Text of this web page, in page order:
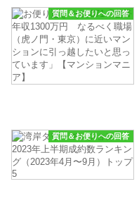
質問＆お便りへの回答
質問＆お便りへの回答